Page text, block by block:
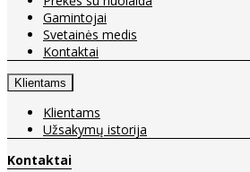
Gamintojai
Svetainės medis
Kontaktai
Klientams
Klientams
Užsakymų istorija
Kontaktai